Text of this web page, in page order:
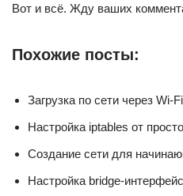
Вот и всё. Жду ваших
Похожие посты:
Загрузка по сети через Wi-Fi
Настройка iptables от
Создание сети для
Настройка bridge-